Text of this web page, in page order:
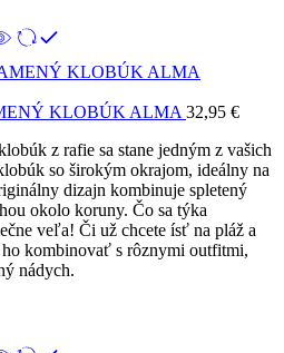
KLOBÚK ALMA 32,95 €
z rafie sa stane jedným z vašich
so širokým okrajom, ideálny na
dizajn kombinuje spletený
okolo koruny. Čo sa týka
veľa! Či už chcete ísť na pláž a
kombinovať s rôznymi outfitmi,
nádych.